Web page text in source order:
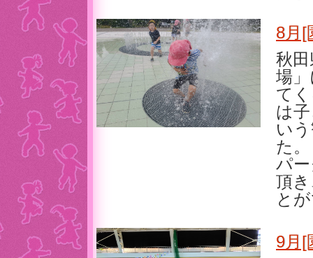
8月[
秋
場
て
は
い
た。
パ
頂
と
9月[